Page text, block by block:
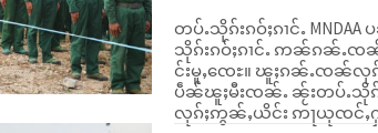
တပ်ႉသိုၵ်းၵဝ်ႈၵၢင်ႉ
သိုၵ်းၵဝ်ႈၵၢင်ႉ ဢၼ်ၵၼ်ႉၸ
င်းမူႇၸေႊ။ ၽူႈၵၼ်ႉၸၼ်လုၵ်ႈဢွၼ်ႇလဵၵ်ႉၼႆႉ ၸိုဝ်ႈႁွင်ႉဝႃႈ ဢူးသျႅဝ်ႉၶျိ
ပဵၼ်ၽူႈမီးၸၼ်ႉ ၼႂ်းတပ်ႉသိုၵ်း
လုၵ်ႈဢွၼ်ႇယိင်း ဢႃယုၸင်ႇႁႃမီ